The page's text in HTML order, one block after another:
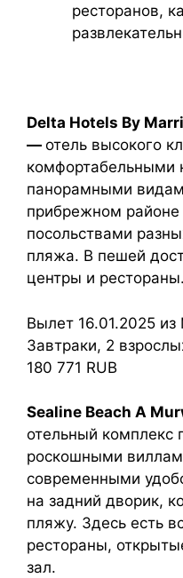
ресторанов,
Delta Hotels By
— отель высокого
комфортабельными
панорамными
прибрежном
посольствами
пляжа. В пешей
центры и рестораны.
Вылет 16.01.2025
Завтраки, 2
180 771 RUB
Sealine Beach A
отельный комплекс
роскошными
современными
на задний дворик,
пляжу. Здесь есть
рестораны,
зал.